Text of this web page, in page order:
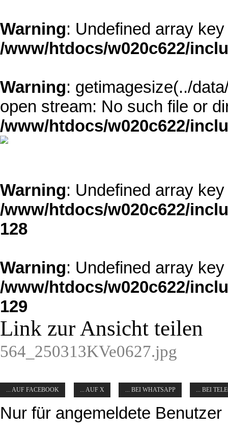
Warning: Undefined array
/www/htdocs/w020c622/
Warning: getimagesize(../
open stream: No such file or
/www/htdocs/w020c622/
Warning: Undefined array
/www/htdocs/w020c622/
128
Warning: Undefined array
/www/htdocs/w020c622/
129
Link zur Ansicht teilen
564_250313KVe0627.jpg
... AUF FACEBOOK ... AUF X ... BEI WHATSAPP ... BEI
Nur für angemeldete Benutzer